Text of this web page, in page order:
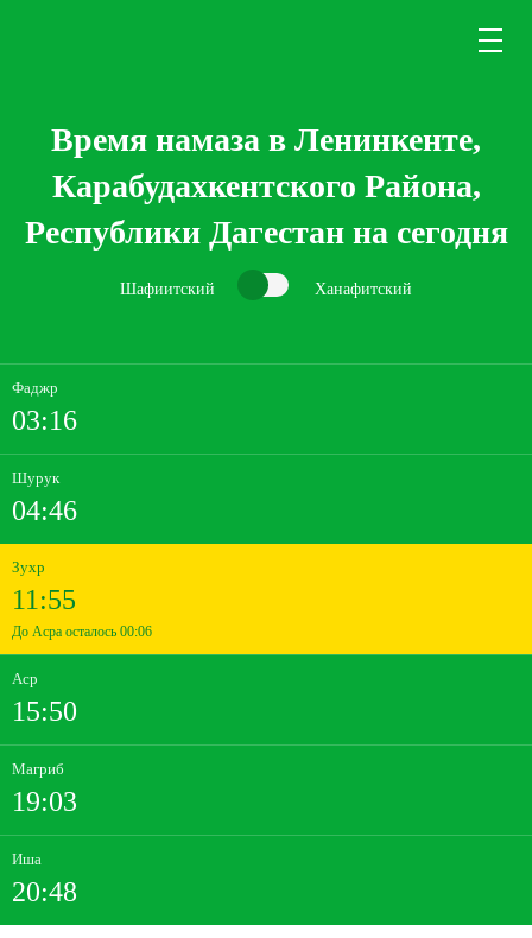
Время намаза в Ленинкенте,
Карабудахкентского Района,
Республики Дагестан на сегодня
Шафиитский Ханафитский
Фаджр
03:16
Шурук
04:46
Зухр
11:55
До Асра осталось 00:06
Аср
15:50
Магриб
19:03
Иша
20:48